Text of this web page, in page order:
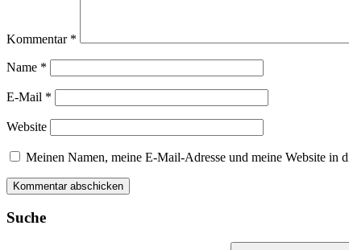
Kommentar *
Name *
E-Mail *
Website
Meinen Namen, meine E-Mail-Adresse und meine Website in
Suche